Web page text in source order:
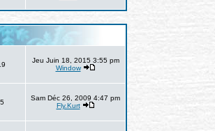
Jeu Juin 18, 2015 3:55 pm
Window
Sam Déc 26, 2009 4:47 pm
Fly.Kurt